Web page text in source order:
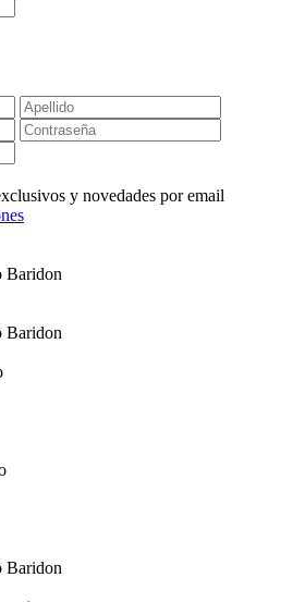
y novedades por email